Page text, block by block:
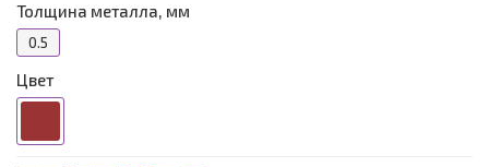
Толщина металла, мм
0.5
Цвет